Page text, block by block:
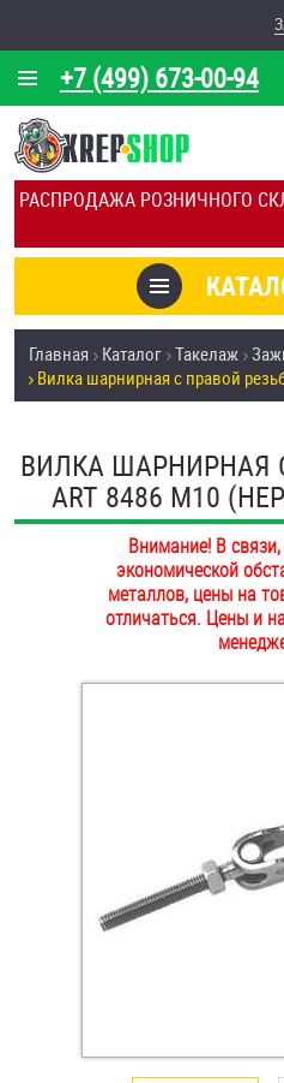
РАСПРОДАЖА РОЗНИЧНОГО
+7 (499) 673-00-94
О КОМПАНИИ
КАЛЬКУЛЯТОР
ОТЗЫВЫ
УСЛУГИ
СКИДКИ
ОПТ
ПОКУПАТЕЛЯМ
ОПЛАТА И ДОСТАВКА
НАШИ МАГАЗИНЫ
Товары со скидкой
Анкеры
Антивандальный
Болты и винты
Втулки
Заклепки (Гайки-
Инструмент
Крюки, кольца с
Главная Каталог Такелаж
Вилка шарнирная с правой
ВИЛКА ШАРНИРНАЯ
ART 8486 М10
Внимание! В
экономической
металлов, цены на
отличаться. Цены и